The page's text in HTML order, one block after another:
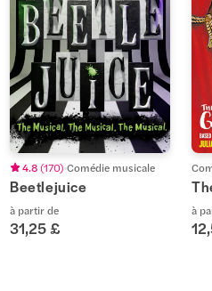
4.8(170) Comédie musicale
Beetlejuice
à partir de
31,25 £
à